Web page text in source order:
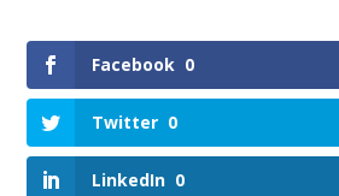
Facebook 0
Twitter 0
LinkedIn 0